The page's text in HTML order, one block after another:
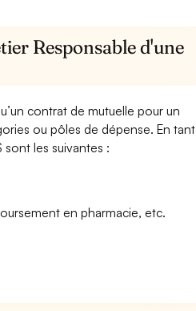
Responsable d'une
contrat de mutuelle pour un
ou pôles de dépense. En tant
sont les suivantes :
en pharmacie, etc.